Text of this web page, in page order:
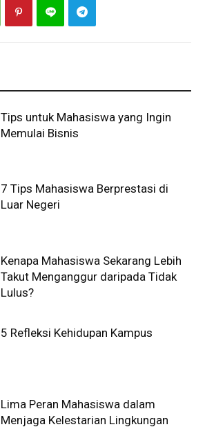
Tips untuk Mahasiswa yang Ingin
Memulai Bisnis
7 Tips Mahasiswa Berprestasi di
Luar Negeri
Kenapa Mahasiswa Sekarang Lebih
Takut Menganggur daripada Tidak
Lulus?
5 Refleksi Kehidupan Kampus
Lima Peran Mahasiswa dalam
Menjaga Kelestarian Lingkungan